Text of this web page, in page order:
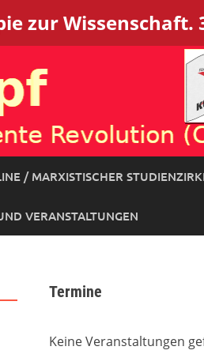
zur Wissenschaft.
/ MARXISTISCHER
VERANSTALTUNGEN
Termine
Keine Veranstaltungen